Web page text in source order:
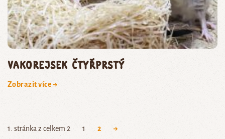
vakorejsek čtyřprstý
Zobrazit více →
1. stránka z celkem 2 1 2 →